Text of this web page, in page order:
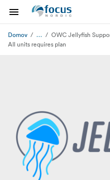
Domov ...
OWC Jellyfish
All units requires plan